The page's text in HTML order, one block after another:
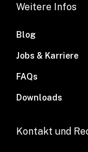
k
d
T
b
a
Weitere Infos
Blog
Jobs & Karriere
FAQs
Downloads
Kontakt und